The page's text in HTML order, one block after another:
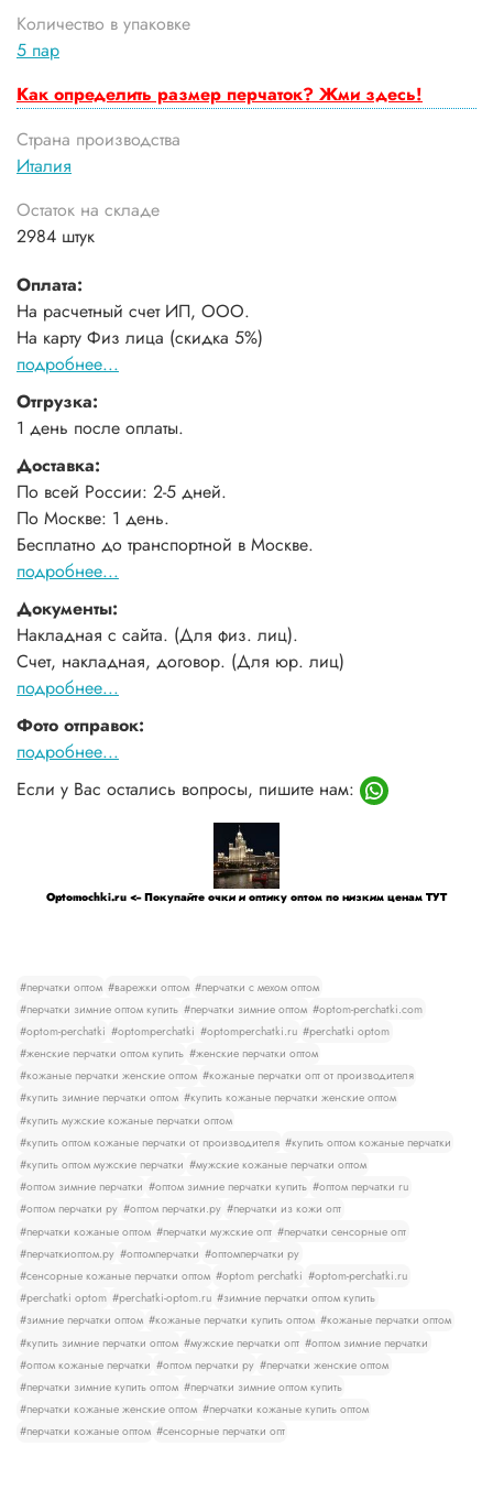
Количество в упаковке
5 пар
Как определить размер перчаток? Жми здесь!
Страна производства
Италия
Остаток на складе
2984 штук
Оплата:
На расчетный счет ИП, ООО.
На карту Физ лица (скидка 5%)
подробнее...
Отгрузка:
1 день после оплаты.
Доставка:
По всей России: 2-5 дней.
По Москве: 1 день.
Бесплатно до транспортной в Москве.
подробнее...
Документы:
Накладная с сайта. (Для физ. лиц).
Счет, накладная, договор. (Для юр. лиц)
подробнее...
Фото отправок:
подробнее...
Если у Вас остались вопросы, пишите нам:
Optomochki.ru <-- Покупайте очки и оптику оптом по низким ценам ТУТ
#перчатки оптом #варежки оптом #перчатки с мехом оптом
#перчатки зимние оптом купить #перчатки зимние оптом #optom-perchatki.com
#optom-perchatki #optomperchatki #optomperchatki.ru #perchatki optom
#женские перчатки оптом купить #женские перчатки оптом
#кожаные перчатки женские оптом #кожаные перчатки опт от производителя
#купить зимние перчатки оптом #купить кожаные перчатки женские оптом
#купить мужские кожаные перчатки оптом
#купить оптом кожаные перчатки от производителя #купить оптом кожаные перчатки
#купить оптом мужские перчатки #мужские кожаные перчатки оптом
#оптом зимние перчатки #оптом зимние перчатки купить #оптом перчатки ru
#оптом перчатки ру #оптом перчатки.ру #перчатки из кожи опт
#перчатки кожаные оптом #перчатки мужские опт #перчатки сенсорные опт
#перчаткиоптом.ру #оптомперчатки #оптомперчатки ру
#сенсорные кожаные перчатки оптом #optom perchatki #optom-perchatki.ru
#perchatki optom #perchatki-optom.ru #зимние перчатки оптом купить
#зимние перчатки оптом #кожаные перчатки купить оптом #кожаные перчатки оптом
#купить зимние перчатки оптом #мужские перчатки опт #оптом зимние перчатки
#оптом кожаные перчатки #оптом перчатки ру #перчатки женские оптом
#перчатки зимние купить оптом #перчатки зимние оптом купить
#перчатки кожаные женские оптом #перчатки кожаные купить оптом
#перчатки кожаные оптом #сенсорные перчатки опт